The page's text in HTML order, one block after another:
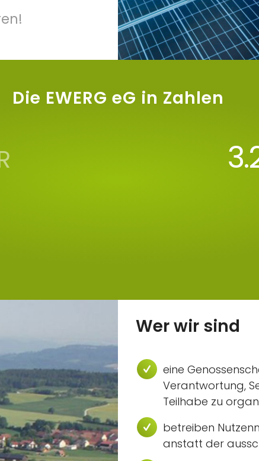
Die EWERG eG in Zahlen
Wer wir sind
eine
Verantwortung,
Teilhabe zu
betreiben
anstatt der